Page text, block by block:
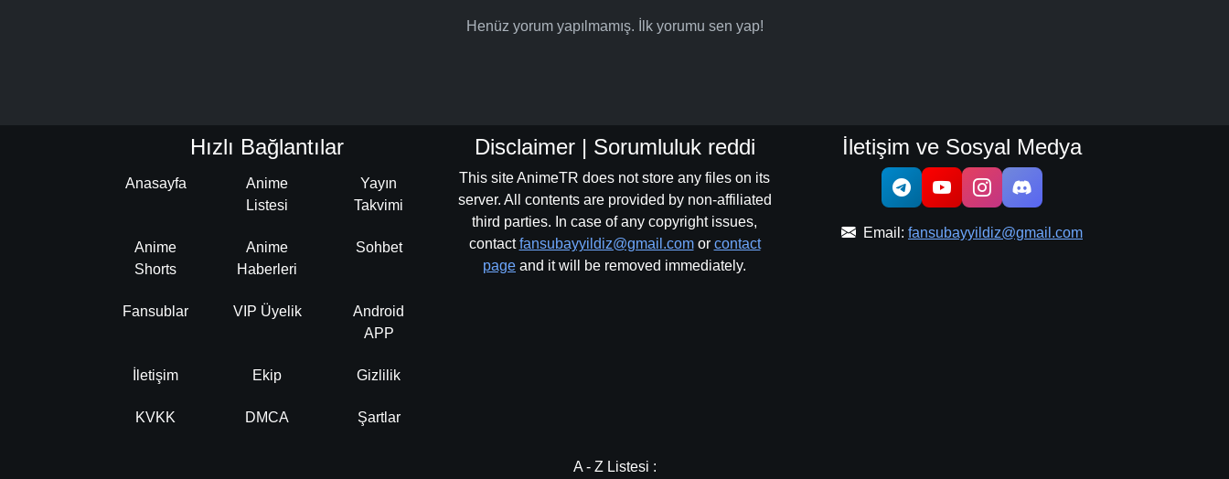
Henüz yorum yapılmamış. İlk yorumu sen yap!
Hızlı Bağlantılar
Anasayfa
Anime
Listesi
Yayın
Takvimi
Anime
Shorts
Anime
Haberleri
Sohbet
Fansublar VIP Üyelik
Android
APP
İletişim Ekip Gizlilik
KVKK DMCA Şartlar
Disclaimer | Sorumluluk reddi
This site AnimeTR does not store any files on its
server. All contents are provided by non-affiliated
third parties. In case of any copyright issues,
contactfansubayyildiz@gmail.comor contact
page and it will be removed immediately.
İletişim ve Sosyal Medya
Email: fansubayyildiz@gmail.com
A - Z Listesi :